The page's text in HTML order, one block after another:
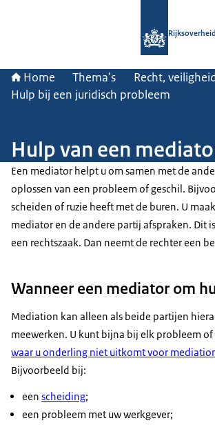
Rijksoverheid
Home Thema's
Recht,
Hulp bij een juridisch probleem
Hulp van een
Een mediator helpt u om samen met de
oplossen van een probleem of geschil.
scheiden of ruzie heeft met de buren. U
mediator en de andere partij afspraken. Dit
een rechtszaak. Dan neemt de rechter een
Wanneer een mediator om
Mediation kan alleen als beide partijen
meewerken. U kunt bijna bij elk probleem of
waar u onderling niet uitkomt voor
Bijvoorbeeld bij:
een scheiding;
een probleem met uw werkgever;